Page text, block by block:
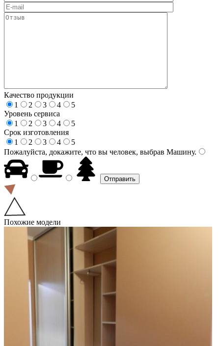
Качество продукции
1
2 3 4
5
Уровень сервиса
1
2 3 4
5
Срок изготовления
1
2 3 4
5
Пожалуйста, докажите, что вы человек, выбрав Машину.
Похожие модели